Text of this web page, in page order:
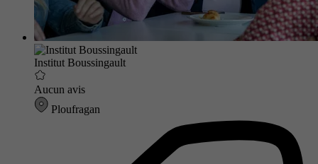
Institut Boussingault
Aucun avis
Ploufragan